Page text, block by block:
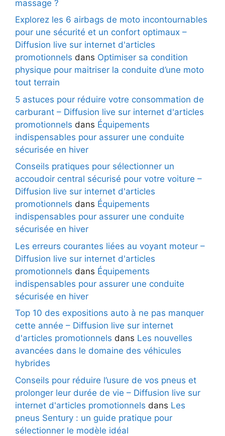
massage ?
Explorez les 6 airbags de moto incontournables
pour une sécurité et un confort optimaux –
Diffusion live sur internet d'articles
promotionnels dans Optimiser sa condition
physique pour maitriser la conduite d’une moto
tout terrain
5 astuces pour réduire votre consommation de
carburant – Diffusion live sur internet d'articles
promotionnels dans Équipements
indispensables pour assurer une conduite
sécurisée en hiver
Conseils pratiques pour sélectionner un
accoudoir central sécurisé pour votre voiture –
Diffusion live sur internet d'articles
promotionnels dans Équipements
indispensables pour assurer une conduite
sécurisée en hiver
Les erreurs courantes liées au voyant moteur –
Diffusion live sur internet d'articles
promotionnels dans Équipements
indispensables pour assurer une conduite
sécurisée en hiver
Top 10 des expositions auto à ne pas manquer
cette année – Diffusion live sur internet
d'articles promotionnels dans Les nouvelles
avancées dans le domaine des véhicules
hybrides
Conseils pour réduire l’usure de vos pneus et
prolonger leur durée de vie – Diffusion live sur
internet d'articles promotionnels dans Les
pneus Sentury : un guide pratique pour
sélectionner le modèle idéal